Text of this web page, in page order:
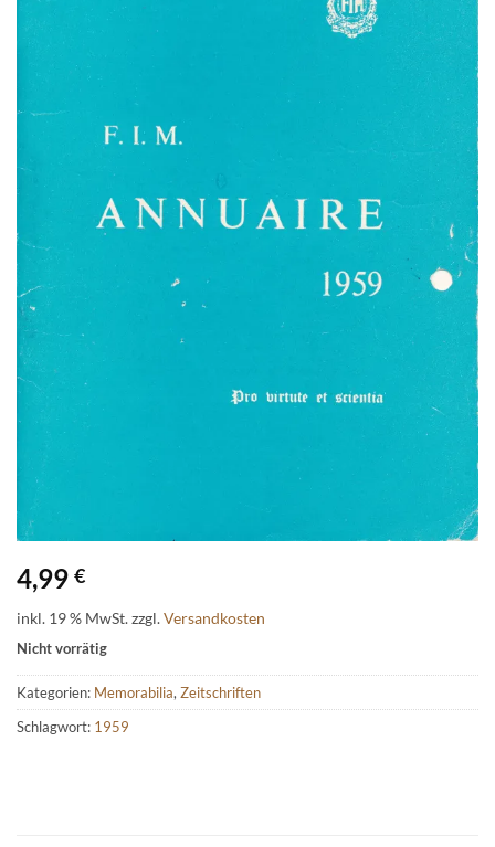
4,99 €
inkl. 19 % MwSt.zzgl.Versandkosten
Nicht vorrätig
Kategorien: Memorabilia, Zeitschriften
Schlagwort: 1959